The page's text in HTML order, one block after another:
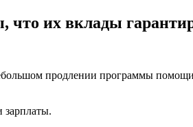
что их вклады
продлении программы
зарплаты.